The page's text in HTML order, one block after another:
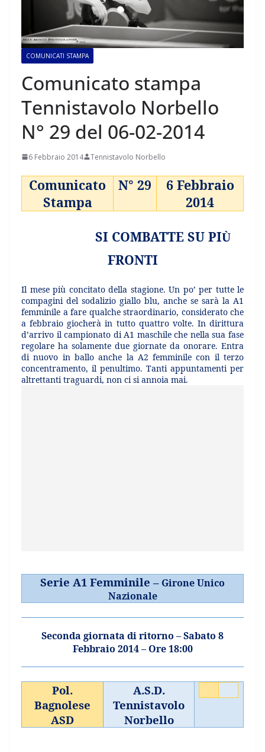
COMUNICATI STAMPA
Comunicato stampa
Tennistavolo Norbello
N° 29 del 06-02-2014
6 Febbraio 2014 Tennistavolo Norbello
Comunicato
Stampa
N° 29
6 Febbraio
2014
SI COMBATTE SU PIÙ
FRONTI
Il mese più concitato della stagione. Un po’ per tutte le
compagini del sodalizio giallo blu, anche se sarà la A1
femminile a fare qualche straordinario, considerato che
a febbraio giocherà in tutto quattro volte. In dirittura
d’arrivo il campionato di A1 maschile che nella sua fase
regolare ha solamente due giornate da onorare. Entra
di nuovo in ballo anche la A2 femminile con il terzo
concentramento, il penultimo. Tanti appuntamenti per
altrettanti traguardi, non ci si annoia mai.
Serie A1 Femminile – Girone Unico
Nazionale
Seconda giornata di ritorno – Sabato 8
Febbraio 2014 – Ore 18:00
Pol.
Bagnolese
ASD
A.S.D.
Tennistavolo
Norbello